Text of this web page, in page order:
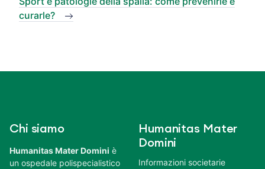
curarle?
Chi siamo
Humanitas Mater Domini è
un ospedale polispecialistico
Humanitas Mater
Domini
Informazioni societarie